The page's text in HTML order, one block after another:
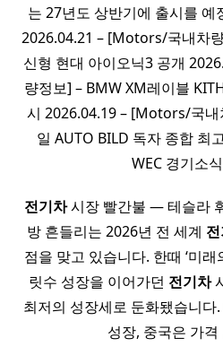
는 27년도 상반기에 출시를 예
2026.04.21 – [Motors/국내차
신형 현대 아이오닉3 공개
량정보] – BMW XM레이블
시 2026.04.19 – [Motors/국내
일 AUTO BILD 독자 종합 최
WEC 경기소
전기차시장 빨간불 — 테슬라
방 흔들리는 2026년 전 세계
점을 맞고 있습니다. 한때 ‘미
릿수 성장을 이어가던 전기차
최저의 성장세로 둔화됐습니다
성장, 중국은 가